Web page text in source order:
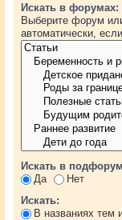
Искать в форумах:
Выберите форум
автоматически,
Искать в
Да
Нет
Искать:
В названиях тем